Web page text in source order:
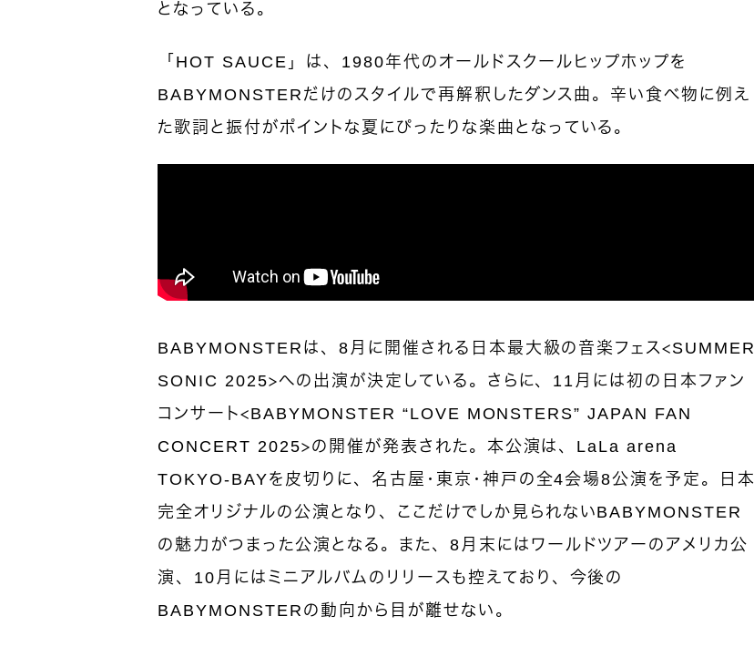
となっている。
「HOT SAUCE」は、1980年代のオールドスクールヒップホップを
BABYMONSTERだけのスタイルで再解釈したダンス曲。辛い食べ物に例え
た歌詞と振付がポイントな夏にぴったりな楽曲となっている。
BABYMONSTERは、8月に開催される日本最大級の音楽フェス＜SUMMER
SONIC 2025＞への出演が決定している。さらに、11月には初の日本ファン
コンサート＜BABYMONSTER “LOVE MONSTERS” JAPAN FAN
CONCERT 2025＞の開催が発表された。本公演は、LaLa arena
TOKYO-BAYを皮切りに、名古屋・東京・神戸の全4会場8公演を予定。日本
完全オリジナルの公演となり、ここだけでしか見られないBABYMONSTER
の魅力がつまった公演となる。また、8月末にはワールドツアーのアメリカ公
演、10月にはミニアルバムのリリースも控えており、今後の
BABYMONSTERの動向から目が離せない。